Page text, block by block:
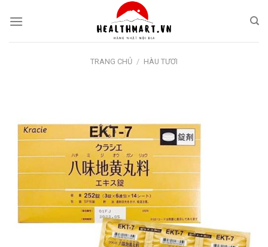
TRANG CHỦ / HÀU TƯƠI